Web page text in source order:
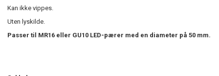
Kan ikke vippes.
Uten lyskilde.
Passer til MR16 eller GU10 LED-pærer med en diameter på 50 mm.